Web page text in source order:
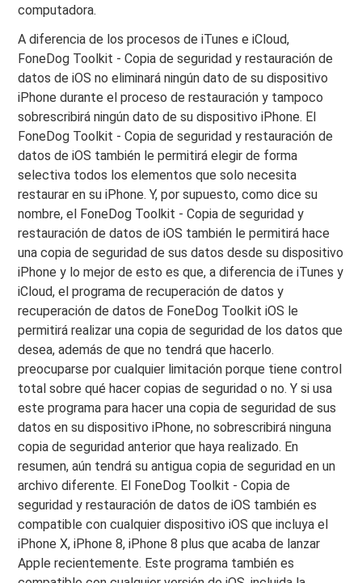
computadora.
A diferencia de los procesos de iTunes e iCloud,
FoneDog Toolkit - Copia de seguridad y restauración de
datos de iOS no eliminará ningún dato de su dispositivo
iPhone durante el proceso de restauración y tampoco
sobrescribirá ningún dato de su dispositivo iPhone. El
FoneDog Toolkit - Copia de seguridad y restauración de
datos de iOS también le permitirá elegir de forma
selectiva todos los elementos que solo necesita
restaurar en su iPhone. Y, por supuesto, como dice su
nombre, el FoneDog Toolkit - Copia de seguridad y
restauración de datos de iOS también le permitirá hace
una copia de seguridad de sus datos desde su dispositivo
iPhone y lo mejor de esto es que, a diferencia de iTunes y
iCloud, el programa de recuperación de datos y
recuperación de datos de FoneDog Toolkit iOS le
permitirá realizar una copia de seguridad de los datos que
desea, además de que no tendrá que hacerlo.
preocuparse por cualquier limitación porque tiene control
total sobre qué hacer copias de seguridad o no. Y si usa
este programa para hacer una copia de seguridad de sus
datos en su dispositivo iPhone, no sobrescribirá ninguna
copia de seguridad anterior que haya realizado. En
resumen, aún tendrá su antigua copia de seguridad en un
archivo diferente. El FoneDog Toolkit - Copia de
seguridad y restauración de datos de iOS también es
compatible con cualquier dispositivo iOS que incluya el
iPhone X, iPhone 8, iPhone 8 plus que acaba de lanzar
Apple recientemente. Este programa también es